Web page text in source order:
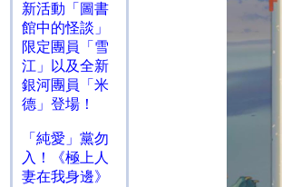
新活動「圖書
館中的怪談」
限定團員「雪
江」以及全新
銀河團員「米
德」登場！
「純愛」黨勿
入！《極上人
妻在我身邊》